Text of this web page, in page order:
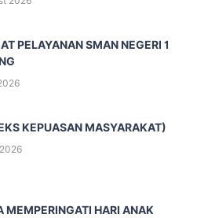
PELAYANAN SMAN NEGERI 1
KEPUASAN MASYARAKAT)
MEMPERINGATI HARI ANAK